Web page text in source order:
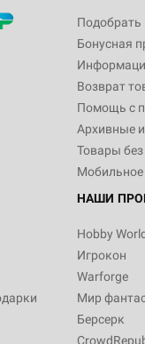
Подобрать
Бонусная
Возврат
Помощь с
Архивные
Товары
НАШИ
Hobby
Игрокон
Warforge
Мир
Берсерк